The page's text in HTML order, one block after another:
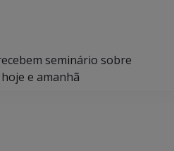
seminário sobre
e amanhã